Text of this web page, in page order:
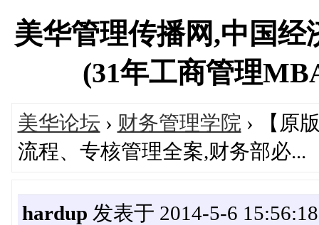
美华管理传播网,中国
(31年工商管理
美华论坛 › 财务管理学院 › 【原
流程、专核管理全案,财务部必...
hardup 发表于 2014-5-6 15:56:18